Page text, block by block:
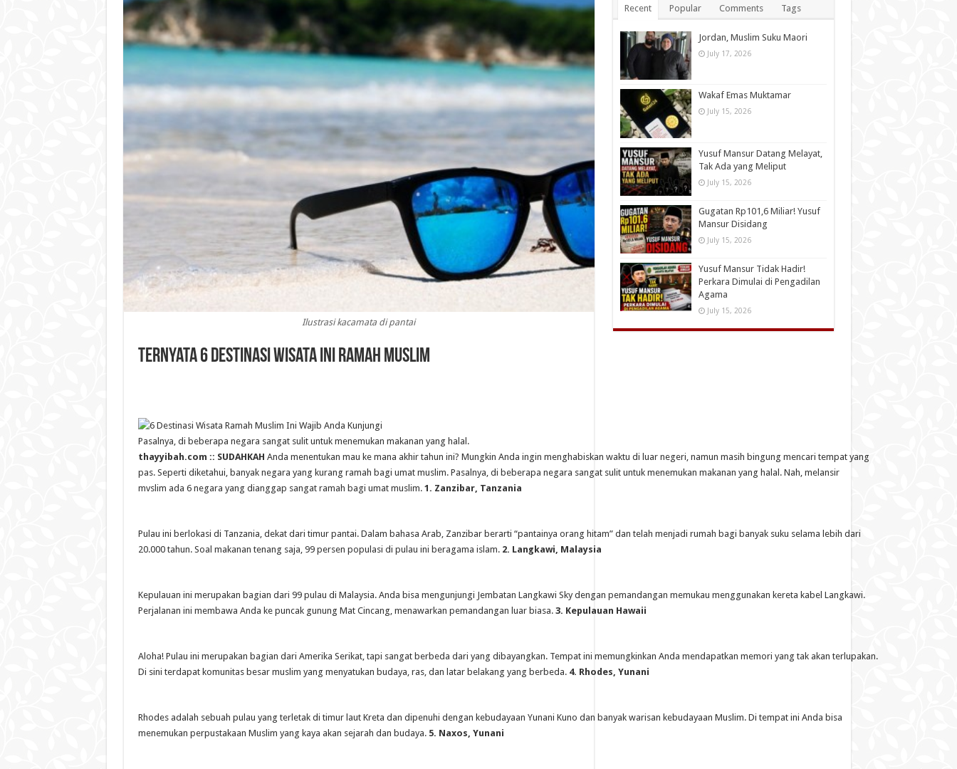
Ilustrasi kacamata di pantai
Ternyata 6 Destinasi Wisata Ini Ramah Muslim
Pasalnya, di beberapa negara sangat sulit untuk menemukan makanan yang halal.
thayyibah.com :: SUDAHKAH Anda menentukan mau ke mana akhir tahun ini? Mungkin Anda ingin menghabiskan waktu di luar negeri, namun masih bingung mencari tempat yang
pas. Seperti diketahui, banyak negara yang kurang ramah bagi umat muslim. Pasalnya, di beberapa negara sangat sulit untuk menemukan makanan yang halal. Nah, melansir
mvslim ada 6 negara yang dianggap sangat ramah bagi umat muslim. 1. Zanzibar, Tanzania
Pulau ini berlokasi di Tanzania, dekat dari timur pantai. Dalam bahasa Arab, Zanzibar berarti “pantainya orang hitam” dan telah menjadi rumah bagi banyak suku selama lebih dari
20.000 tahun. Soal makanan tenang saja, 99 persen populasi di pulau ini beragama islam. 2. Langkawi, Malaysia
Kepulauan ini merupakan bagian dari 99 pulau di Malaysia. Anda bisa mengunjungi Jembatan Langkawi Sky dengan pemandangan memukau menggunakan kereta kabel Langkawi.
Perjalanan ini membawa Anda ke puncak gunung Mat Cincang, menawarkan pemandangan luar biasa. 3. Kepulauan Hawaii
Aloha! Pulau ini merupakan bagian dari Amerika Serikat, tapi sangat berbeda dari yang dibayangkan. Tempat ini memungkinkan Anda mendapatkan memori yang tak akan terlupakan.
Di sini terdapat komunitas besar muslim yang menyatukan budaya, ras, dan latar belakang yang berbeda. 4. Rhodes, Yunani
Rhodes adalah sebuah pulau yang terletak di timur laut Kreta dan dipenuhi dengan kebudayaan Yunani Kuno dan banyak warisan kebudayaan Muslim. Di tempat ini Anda bisa
menemukan perpustakaan Muslim yang kaya akan sejarah dan budaya. 5. Naxos, Yunani
Recent Popular Comments Tags
Jordan, Muslim Suku Maori
July 17, 2026
Wakaf Emas Muktamar
July 15, 2026
Yusuf Mansur Datang Melayat,
Tak Ada yang Meliput
July 15, 2026
Gugatan Rp101,6 Miliar! Yusuf
Mansur Disidang
July 15, 2026
Yusuf Mansur Tidak Hadir!
Perkara Dimulai di Pengadilan
Agama
July 15, 2026